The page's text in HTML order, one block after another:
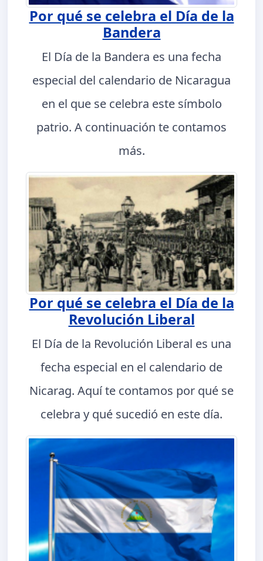
Por qué se celebra el Día de la
Bandera
El Día de la Bandera es una fecha
especial del calendario de Nicaragua
en el que se celebra este símbolo
patrio. A continuación te contamos
más.
Por qué se celebra el Día de la
Revolución Liberal
El Día de la Revolución Liberal es una
fecha especial en el calendario de
Nicarag. Aquí te contamos por qué se
celebra y qué sucedió en este día.